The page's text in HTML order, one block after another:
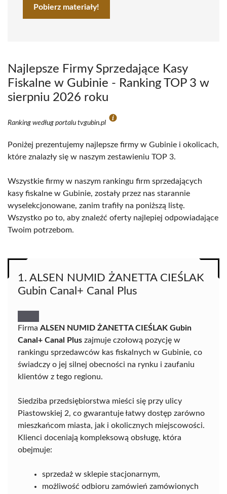
Pobierz materiały!
Najlepsze Firmy Sprzedające Kasy
Fiskalne w Gubinie - Ranking TOP 3 w
sierpniu 2026 roku
Ranking według portalu tvgubin.pl
Poniżej prezentujemy najlepsze firmy w Gubinie i okolicach,
które znalazły się w naszym zestawieniu TOP 3.
Wszystkie firmy w naszym rankingu firm sprzedających
kasy fiskalne w Gubinie, zostały przez nas starannie
wyselekcjonowane, zanim trafiły na poniższą listę.
Wszystko po to, aby znaleźć oferty najlepiej odpowiadające
Twoim potrzebom.
1. ALSEN NUMID ŻANETTA CIEŚLAK
Gubin Canal+ Canal Plus
Firma ALSEN NUMID ŻANETTA CIEŚLAK Gubin
Canal+ Canal Plus zajmuje czołową pozycję w
rankingu sprzedawców kas fiskalnych w Gubinie, co
świadczy o jej silnej obecności na rynku i zaufaniu
klientów z tego regionu.
Siedziba przedsiębiorstwa mieści się przy ulicy
Piastowskiej 2, co gwarantuje łatwy dostęp zarówno
mieszkańcom miasta, jak i okolicznych miejscowości.
Klienci doceniają kompleksową obsługę, która
obejmuje:
sprzedaż w sklepie stacjonarnym,
możliwość odbioru zamówień zamówionych